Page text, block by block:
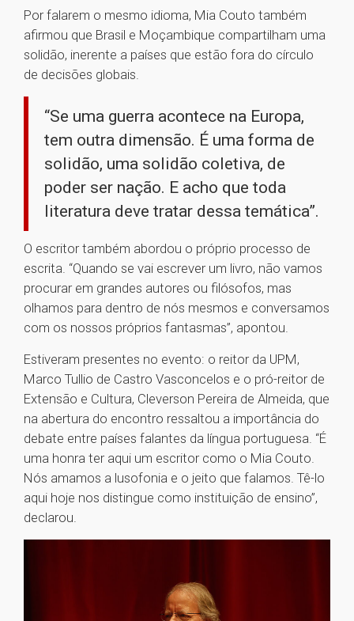
Por falarem o mesmo idioma, Mia Couto também
afirmou que Brasil e Moçambique compartilham uma
solidão, inerente a países que estão fora do círculo
de decisões globais.
“Se uma guerra acontece na Europa,
tem outra dimensão. É uma forma de
solidão, uma solidão coletiva, de
poder ser nação. E acho que toda
literatura deve tratar dessa temática”.
O escritor também abordou o próprio processo de
escrita. “Quando se vai escrever um livro, não vamos
procurar em grandes autores ou filósofos, mas
olhamos para dentro de nós mesmos e conversamos
com os nossos próprios fantasmas”, apontou.
Estiveram presentes no evento: o reitor da UPM,
Marco Tullio de Castro Vasconcelos e o pró-reitor de
Extensão e Cultura, Cleverson Pereira de Almeida, que
na abertura do encontro ressaltou a importância do
debate entre países falantes da língua portuguesa. “É
uma honra ter aqui um escritor como o Mia Couto.
Nós amamos a lusofonia e o jeito que falamos. Tê-lo
aqui hoje nos distingue como instituição de ensino”,
declarou.